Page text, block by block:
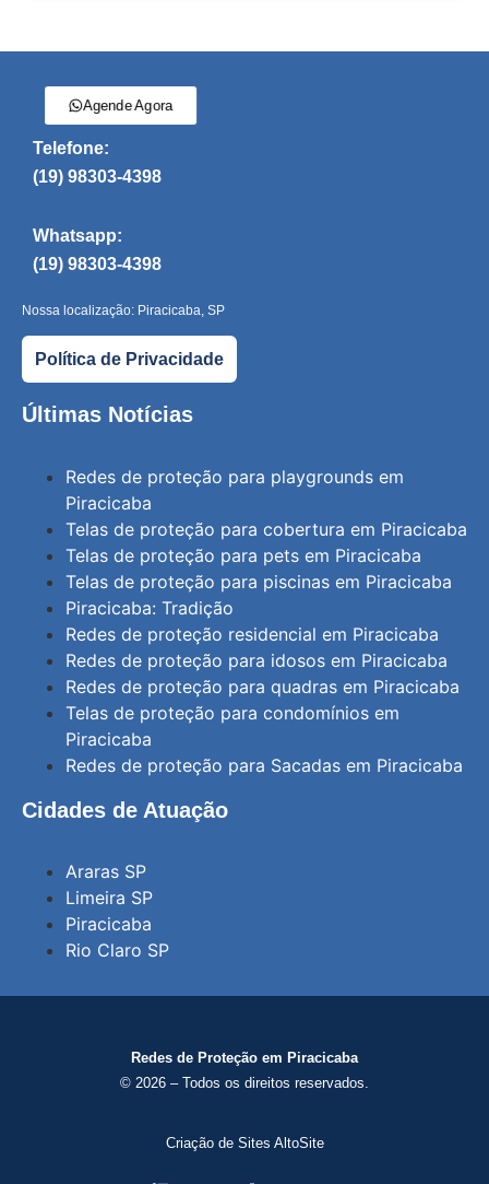
Agende Agora
Telefone:
(19) 98303-4398
Whatsapp:
(19) 98303-4398
Nossa localização: Piracicaba, SP
Política de Privacidade
Últimas Notícias
Redes de proteção para playgrounds em
Piracicaba
Telas de proteção para cobertura em Piracicaba
Telas de proteção para pets em Piracicaba
Telas de proteção para piscinas em Piracicaba
Piracicaba: Tradição
Redes de proteção residencial em Piracicaba
Redes de proteção para idosos em Piracicaba
Redes de proteção para quadras em Piracicaba
Telas de proteção para condomínios em
Piracicaba
Redes de proteção para Sacadas em Piracicaba
Cidades de Atuação
Araras SP
Limeira SP
Piracicaba
Rio Claro SP
Redes de Proteção em Piracicaba
© 2026 – Todos os direitos reservados.
Criação de Sites AltoSite